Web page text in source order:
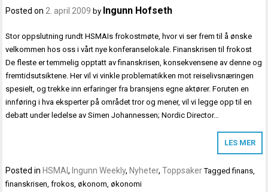
Posted on 2. april 2009 by Ingunn Hofseth
Stor oppslutning rundt HSMAIs frokostmøte, hvor vi ser frem til å ønske
velkommen hos oss i vårt nye konferanselokale. Finanskrisen til frokost
De fleste er temmelig opptatt av finanskrisen, konsekvensene av denne og
fremtidsutsiktene. Her vil vi vinkle problematikken mot reiselivsnæringen
spesielt, og trekke inn erfaringer fra bransjens egne aktører. Foruten en
innføring i hva eksperter på området tror og mener, vil vi legge opp til en
debatt under ledelse av Simen Johannessen; Nordic Director…
LES MER
Posted in HSMAI, Ingunn Weekly, Nyheter,Toppsaker Taggedfinans
finanskrisen ,frokos ,økonom ,økonomi